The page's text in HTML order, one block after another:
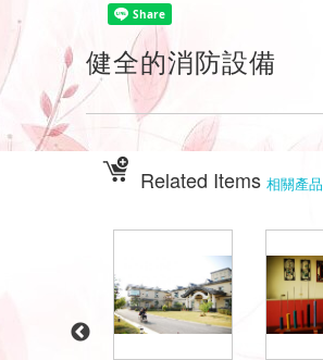
健全的消防設備
Related Items 相關產品